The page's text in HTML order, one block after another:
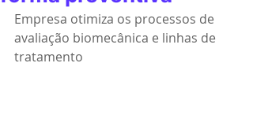
Empresa otimiza os processos de
avaliação biomecânica e linhas de
tratamento